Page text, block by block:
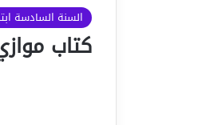
السنة السادسة
كتاب